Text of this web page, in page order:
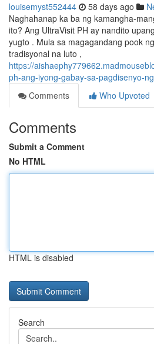
louisemyst552444 58 days ago
Naghahanap ka ba ng kamangha-
ito? Ang UltraVisit PH ay nandito
yugto . Mula sa magagandang pook
tradisyonal na luto ,
https://
ph-ang-iyong-gabay-sa-pagdisenyo-
Comments
Who Upvoted
Comments
Submit a Comment
No HTML
HTML is disabled
Search